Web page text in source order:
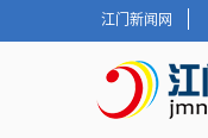
江门新闻网